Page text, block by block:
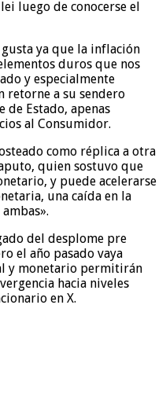
ya que la inflación
duros que nos
y especialmente
retorne a su sendero
de Estado, apenas
al Consumidor.
como réplica a otra
quien sostuvo que
y puede acelerarse
una caída en la
del desplome pre
el año pasado vaya
y monetario permitirán
hacia niveles
en X.